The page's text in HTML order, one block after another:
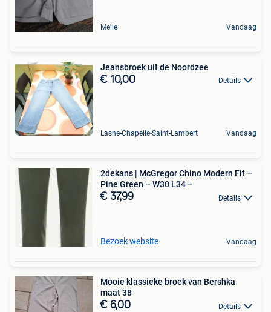
Melle Vandaag
Jeansbroek uit de Noordzee
€ 10,00 Details
Lasne-Chapelle-Saint-Lambert Vandaag
2dekans | McGregor Chino Modern Fit –
Pine Green – W30 L34 –
€ 37,99 Details
Bezoek website Vandaag
Mooie klassieke broek van Bershka
maat 38
€ 6,00 Details